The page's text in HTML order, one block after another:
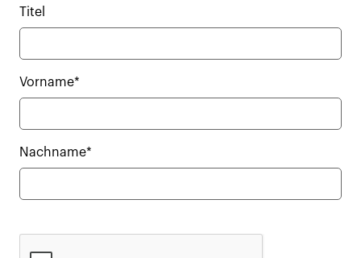
Titel
Vorname*
Nachname*